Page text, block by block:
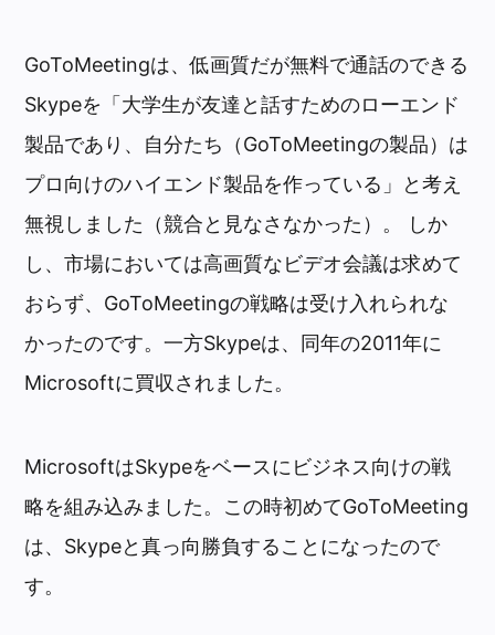
GoToMeetingは、低画質だが無料で通話のできる
Skypeを「大学生が友達と話すためのローエンド
製品であり、自分たち（GoToMeetingの製品）は
プロ向けのハイエンド製品を作っている」と考え
無視しました（競合と見なさなかった）。 しか
し、市場においては高画質なビデオ会議は求めて
おらず、GoToMeetingの戦略は受け入れられな
かったのです。一方Skypeは、同年の2011年に
Microsoftに買収されました。
MicrosoftはSkypeをベースにビジネス向けの戦
略を組み込みました。この時初めてGoToMeeting
は、Skypeと真っ向勝負することになったので
す。